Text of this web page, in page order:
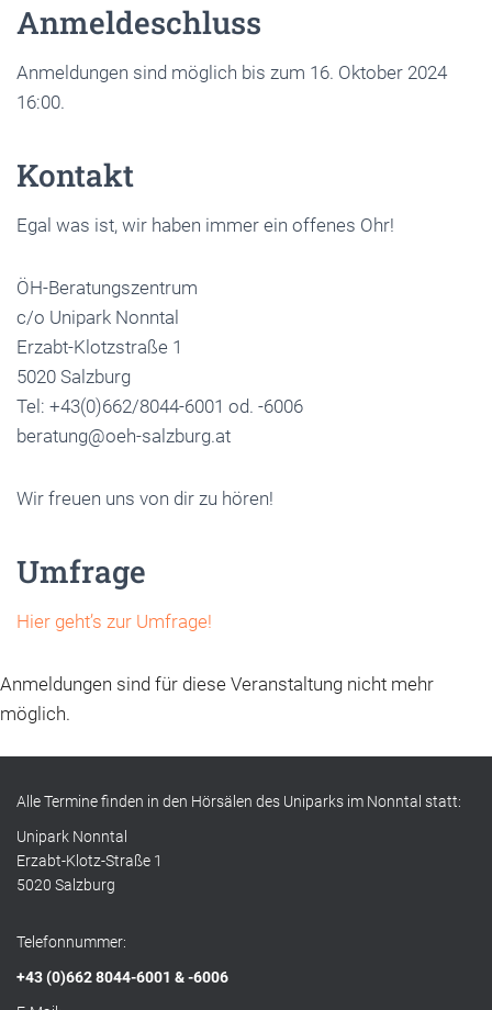
Anmeldeschluss
Anmeldungen sind möglich bis zum 16. Oktober 2024
16:00.
Kontakt
Egal was ist, wir haben immer ein offenes Ohr!
ÖH-Beratungszentrum
c/o Unipark Nonntal
Erzabt-Klotzstraße 1
5020 Salzburg
Tel: +43(0)662/8044-6001 od. -6006
beratung@oeh-salzburg.at
Wir freuen uns von dir zu hören!
Umfrage
Hier geht’s zur Umfrage!
Anmeldungen sind für diese Veranstaltung nicht mehr
möglich.
Alle Termine finden in den Hörsälen des Uniparks im Nonntal statt:
Unipark Nonntal
Erzabt-Klotz-Straße 1
5020 Salzburg
Telefonnummer:
+43 (0)662 8044-6001 & -6006